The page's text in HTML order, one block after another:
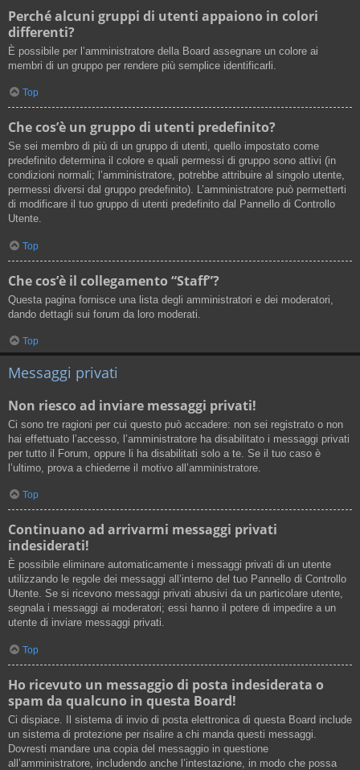
Perché alcuni gruppi di utenti appaiono in colori
differenti?
È possibile per l’amministratore della Board assegnare un colore ai
membri di un gruppo per rendere più semplice identificarli.
Top
Che cos’è un gruppo di utenti predefinito?
Se sei membro di più di un gruppo di utenti, quello impostato come
predefinito determina il colore e quali permessi di gruppo sono attivi (in
condizioni normali; l’amministratore, potrebbe attribuire al singolo utente,
permessi diversi dal gruppo predefinito). L’amministratore può permetterti
di modificare il tuo gruppo di utenti predefinito dal Pannello di Controllo
Utente.
Top
Che cos’è il collegamento “Staff”?
Questa pagina fornisce una lista degli amministratori e dei moderatori,
dando dettagli sui forum da loro moderati.
Top
Messaggi privati
Non riesco ad inviare messaggi privati!
Ci sono tre ragioni per cui questo può accadere: non sei registrato o non
hai effettuato l’accesso, l’amministratore ha disabilitato i messaggi privati
per tutto il Forum, oppure li ha disabilitati solo a te. Se il tuo caso è
l’ultimo, prova a chiederne il motivo all’amministratore.
Top
Continuano ad arrivarmi messaggi privati
indesiderati!
È possibile eliminare automaticamente i messaggi privati ​​di un utente
utilizzando le regole dei messaggi all’interno del tuo Pannello di Controllo
Utente. Se si ricevono messaggi privati ​​abusivi da un particolare utente,
segnala i messaggi ai moderatori; essi hanno il potere di impedire a un
utente di inviare messaggi privati​​.
Top
Ho ricevuto un messaggio di posta indesiderata o
spam da qualcuno in questa Board!
Ci dispiace. Il sistema di invio di posta elettronica di questa Board include
un sistema di protezione per risalire a chi manda questi messaggi.
Dovresti mandare una copia del messaggio in questione
all’amministratore, includendo anche l’intestazione, in modo che possa